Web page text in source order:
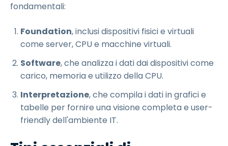
fondamentali:
Foundation, inclusi dispositivi fisici e virtuali
come server, CPU e macchine virtuali.
Software, che analizza i dati dai dispositivi come
carico, memoria e utilizzo della CPU.
Interpretazione, che compila i dati in grafici e
tabelle per fornire una visione completa e user-
friendly dell'ambiente IT.